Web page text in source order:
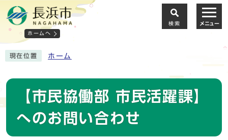
ホームへ
検索 メニュー
現在位置 ホーム
【市民協働部 市民活躍課】
へのお問い合わせ